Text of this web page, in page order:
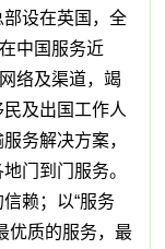
设在英国，全
中国服务近
络及渠道，竭
及出国工作人
务解决方案，
门到门服务。
赖；以“服务
优质的服务，最